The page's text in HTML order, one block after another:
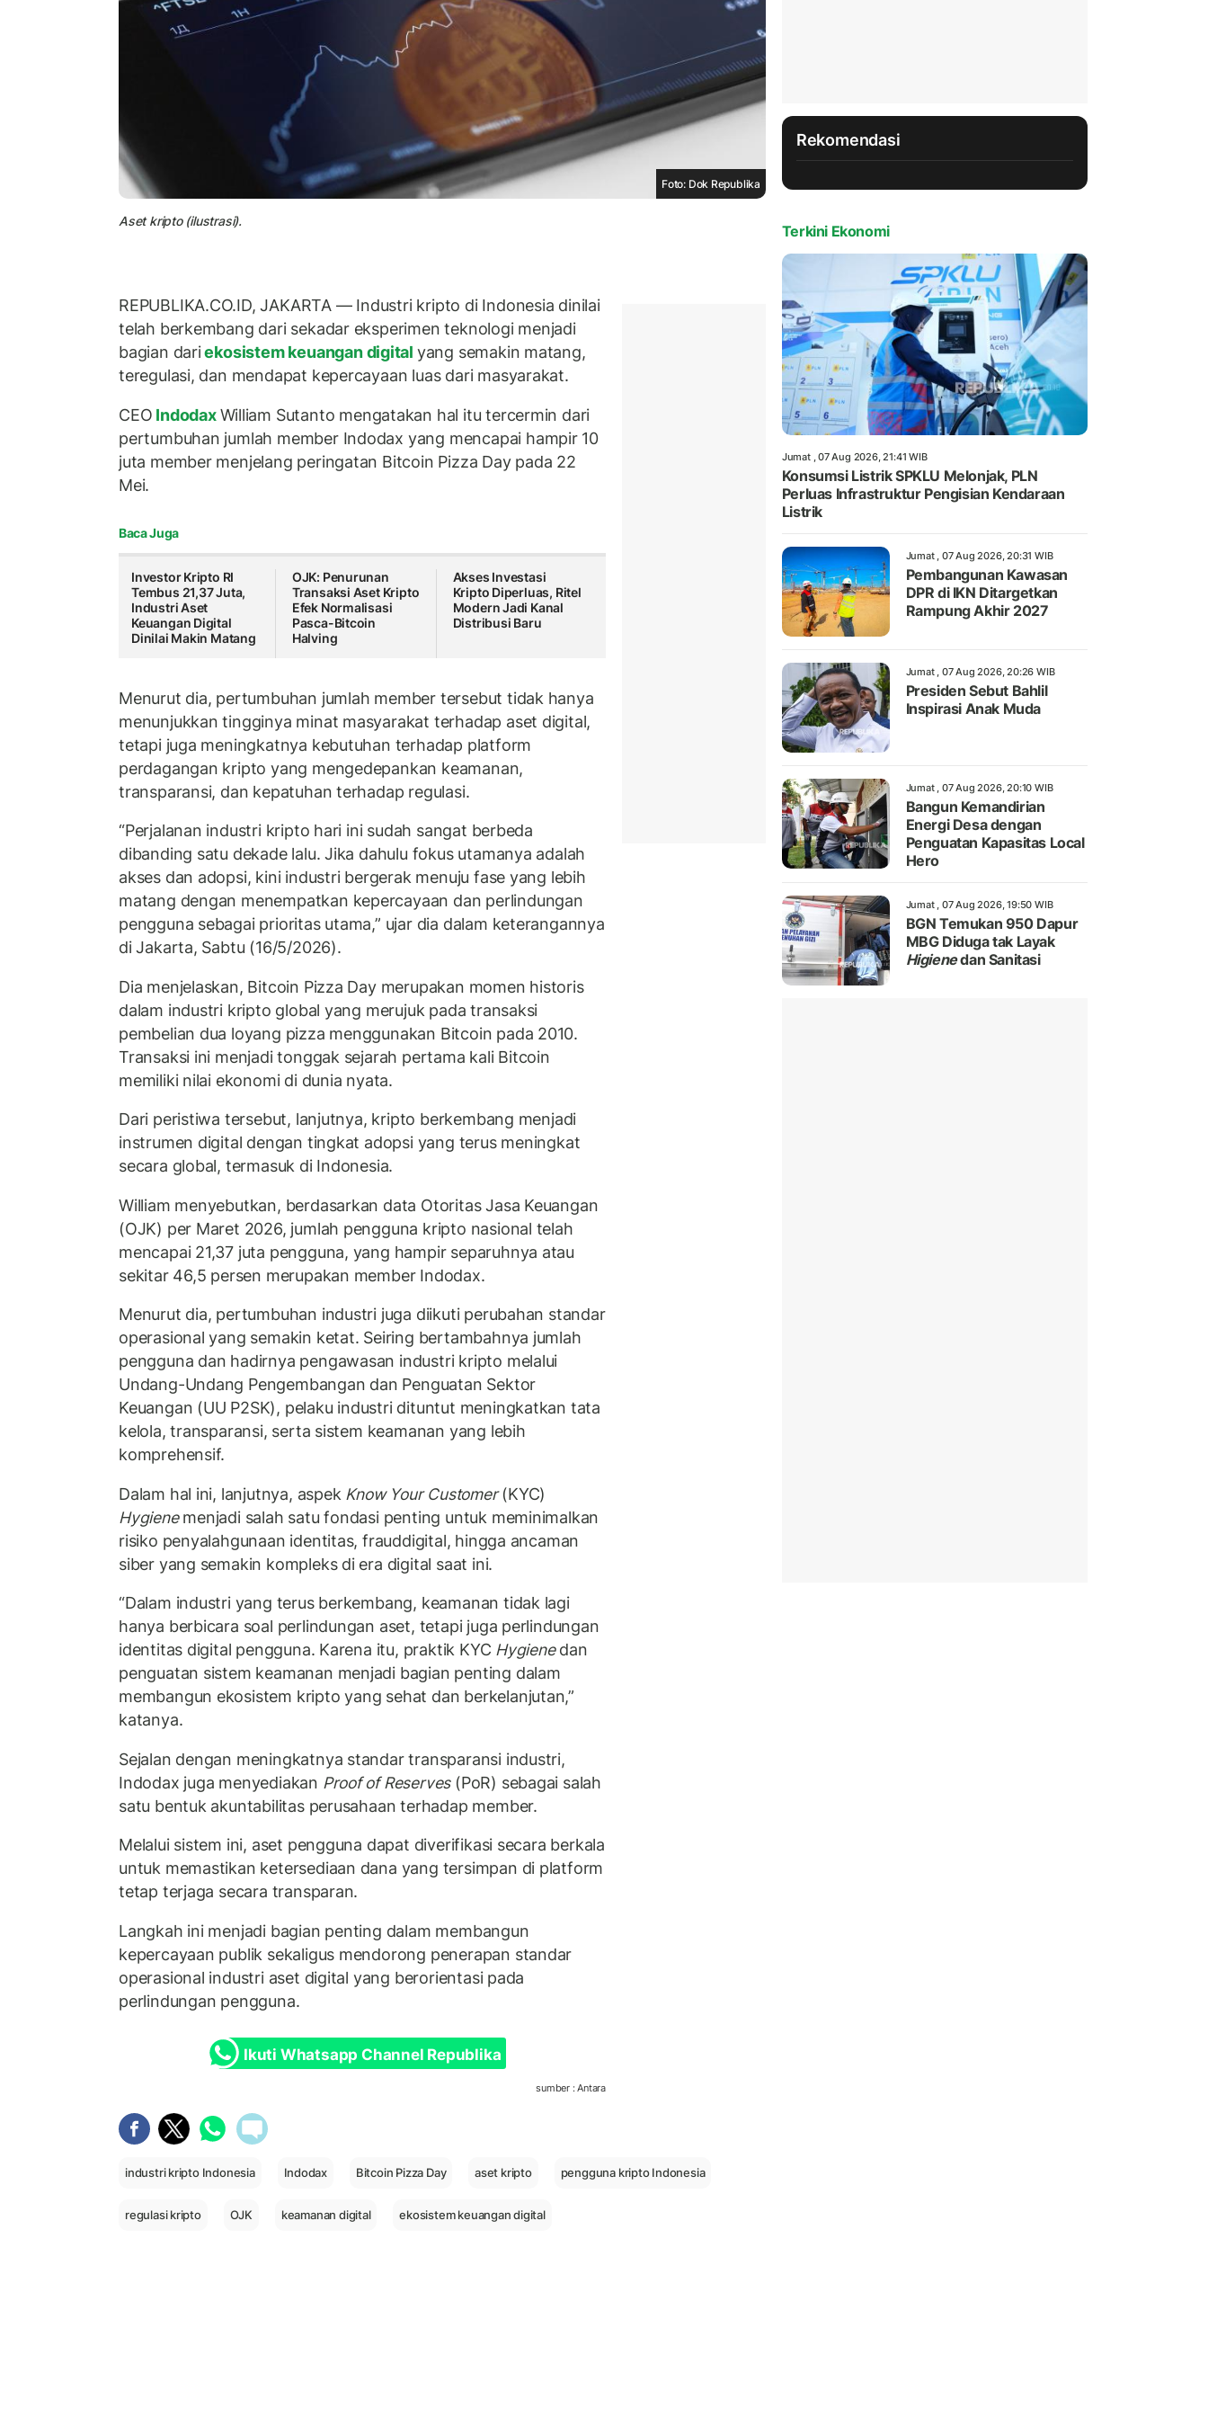
Foto: Dok Republika
Aset kripto (ilustrasi).
REPUBLIKA.CO.ID, JAKARTA — Industri kripto di Indonesia dinilai
telah berkembang dari sekadar eksperimen teknologi menjadi
bagian dariekosistem keuangan digital yang semakin matang,
teregulasi, dan mendapat kepercayaan luas dari masyarakat.
CEO IndodaxWilliam Sutanto mengatakan hal itu tercermin dari
pertumbuhan jumlah member Indodax yang mencapai hampir 10
juta member menjelang peringatan Bitcoin Pizza Daypada 22
Mei.
Baca Juga
Investor Kripto RI
Tembus 21,37 Juta,
Industri Aset
Keuangan Digital
Dinilai Makin Matang
OJK: Penurunan
Transaksi Aset Kripto
Efek Normalisasi
Pasca-Bitcoin
Halving
Akses Investasi
Kripto Diperluas, Ritel
Modern Jadi Kanal
Distribusi Baru
Menurut dia, pertumbuhan jumlah member tersebut tidak hanya
menunjukkan tingginya minat masyarakat terhadap aset digital,
tetapi juga meningkatnya kebutuhan terhadap platform
perdagangan kripto yang mengedepankan keamanan,
transparansi, dan kepatuhan terhadap regulasi.
“Perjalanan industri kripto hari ini sudah sangat berbeda
dibanding satu dekade lalu. Jika dahulu fokus utamanya adalah
akses dan adopsi, kini industri bergerak menuju fase yang lebih
matang dengan menempatkan kepercayaan dan perlindungan
pengguna sebagai prioritas utama,” ujar dia dalam keterangannya
di Jakarta, Sabtu (16/5/2026).
Dia menjelaskan, Bitcoin Pizza Daymerupakan momen historis
dalam industri kripto global yang merujuk pada transaksi
pembelian dua loyang pizza menggunakan Bitcoin pada 2010.
Transaksi ini menjadi tonggak sejarah pertama kali Bitcoin
memiliki nilai ekonomi di dunia nyata.
Dari peristiwa tersebut, lanjutnya, kripto berkembang menjadi
instrumen digital dengan tingkat adopsi yang terus meningkat
secara global, termasuk di Indonesia.
William menyebutkan, berdasarkan data Otoritas Jasa Keuangan
(OJK) per Maret 2026, jumlah pengguna kripto nasional telah
mencapai 21,37 juta pengguna, yang hampir separuhnya atau
sekitar 46,5 persen merupakan member Indodax.
Menurut dia, pertumbuhan industri juga diikuti perubahan standar
operasional yang semakin ketat. Seiring bertambahnya jumlah
pengguna dan hadirnya pengawasan industri kripto melalui
Undang-Undang Pengembangan dan Penguatan Sektor
Keuangan (UU P2SK), pelaku industri dituntut meningkatkan tata
kelola, transparansi, serta sistem keamanan yang lebih
komprehensif.
Dalam hal ini, lanjutnya, aspek Know Your Customer(KYC)
Hygienemenjadi salah satu fondasi penting untuk meminimalkan
risiko penyalahgunaan identitas,frauddigital, hingga ancaman
siber yang semakin kompleks di era digital saat ini.
“Dalam industri yang terus berkembang, keamanan tidak lagi
hanya berbicara soal perlindungan aset, tetapi juga perlindungan
identitas digital pengguna. Karena itu, praktik KYC Hygienedan
penguatan sistem keamanan menjadi bagian penting dalam
membangun ekosistem kripto yang sehat dan berkelanjutan,”
katanya.
Sejalan dengan meningkatnya standar transparansi industri,
Indodax juga menyediakan Proof of Reserves(PoR) sebagai salah
satu bentuk akuntabilitas perusahaan terhadap member.
Melalui sistem ini, aset pengguna dapat diverifikasi secara berkala
untuk memastikan ketersediaan dana yang tersimpan di platform
tetap terjaga secara transparan.
Langkah ini menjadi bagian penting dalam membangun
kepercayaan publik sekaligus mendorong penerapan standar
operasional industri aset digital yang berorientasi pada
perlindungan pengguna.
Ikuti Whatsapp Channel Republika
sumber : Antara
industri kripto Indonesia Indodax Bitcoin Pizza Day aset kripto pengguna kripto Indonesia
regulasi kripto OJK keamanan digital ekosistem keuangan digital
Rekomendasi
Terkini Ekonomi
Jumat , 07 Aug 2026, 21:41 WIB
Konsumsi Listrik SPKLU Melonjak, PLN
Perluas Infrastruktur Pengisian Kendaraan
Listrik
Jumat , 07 Aug 2026, 20:31 WIB
Pembangunan Kawasan
DPR di IKN Ditargetkan
Rampung Akhir 2027
Jumat , 07 Aug 2026, 20:26 WIB
Presiden Sebut Bahlil
Inspirasi Anak Muda
Jumat , 07 Aug 2026, 20:10 WIB
Bangun Kemandirian
Energi Desa dengan
Penguatan Kapasitas Local
Hero
Jumat , 07 Aug 2026, 19:50 WIB
BGN Temukan 950 Dapur
MBG Diduga tak Layak
Higienedan Sanitasi